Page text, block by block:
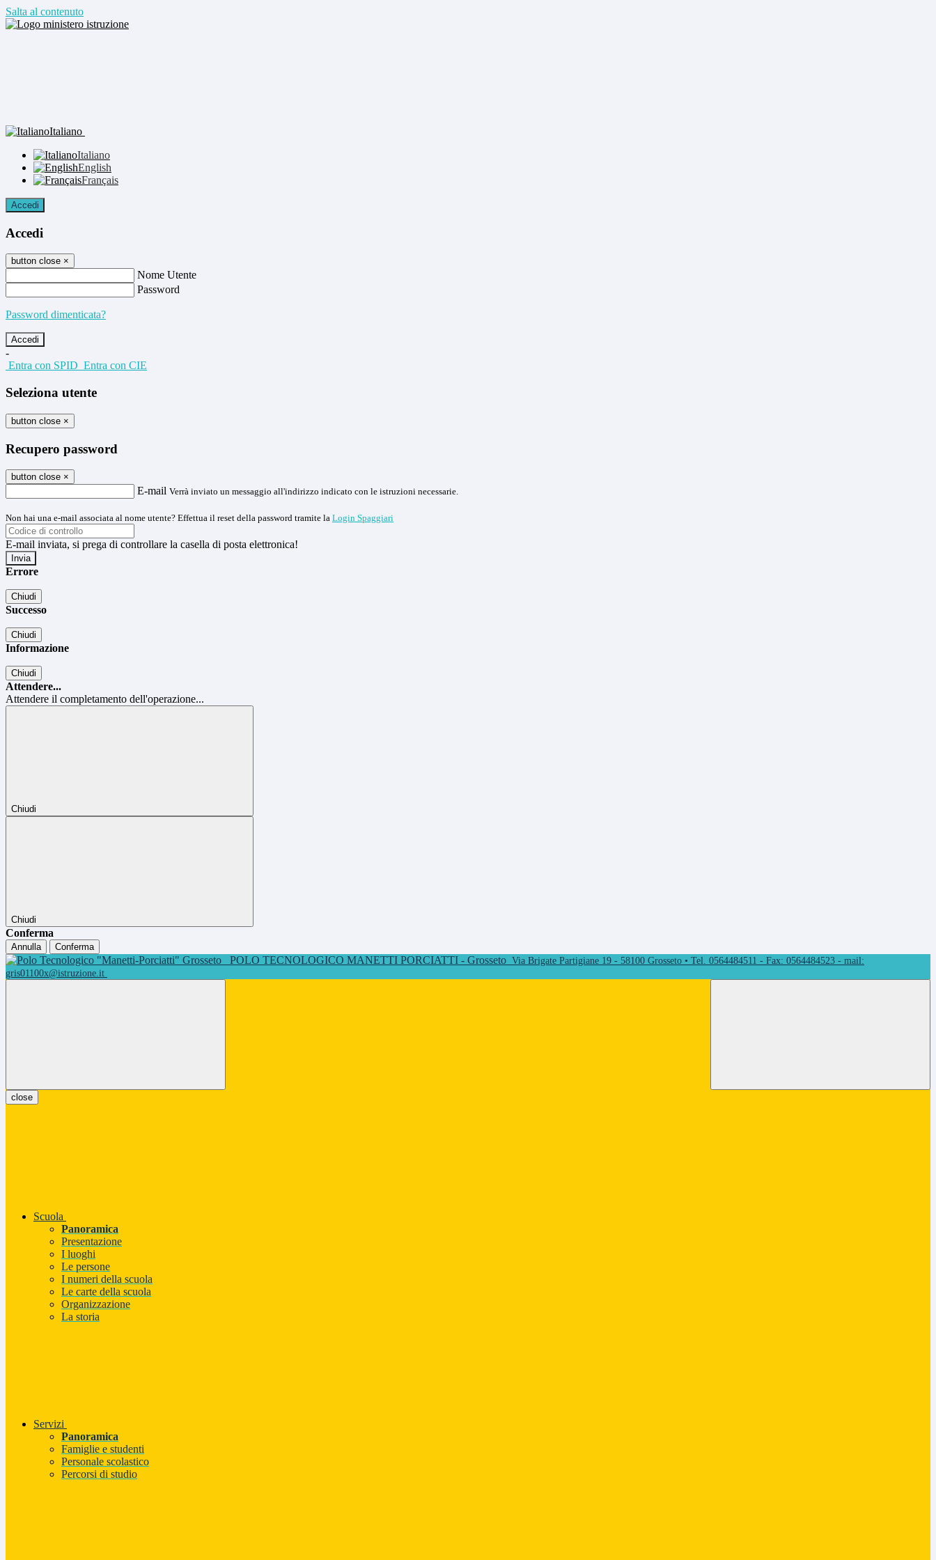
Salta al contenuto
Italiano
Italiano
English
Français
Accedi
Accedi
button close ×
Nome Utente
Password
Password dimenticata?
-
Entra con SPID Entra con CIE
Seleziona utente
button close ×
Recupero password
button close ×
E-mail Verrà inviato un messaggio all'indirizzo indicato con le istruzioni necessarie.
Non hai una e-mail associata al nome utente? Effettua il reset della password tramite la Login Spaggiari
E-mail inviata, si prega di controllare la casella di posta elettronica!
Errore
Chiudi
Successo
Chiudi
Informazione
Chiudi
Attendere...
Attendere il completamento dell'operazione...
Chiudi
Chiudi
Conferma
Annulla Conferma
POLO TECNOLOGICO MANETTI PORCIATTI - Grosseto Via Brigate Partigiane 19 - 58100 Grosseto • Tel. 0564484511 - Fax: 0564484523 - mail:
gris01100x@istruzione.it
close
Scuola
Panoramica
Presentazione
I luoghi
Le persone
I numeri della scuola
Le carte della scuola
Organizzazione
La storia
Servizi
Panoramica
Famiglie e studenti
Personale scolastico
Percorsi di studio